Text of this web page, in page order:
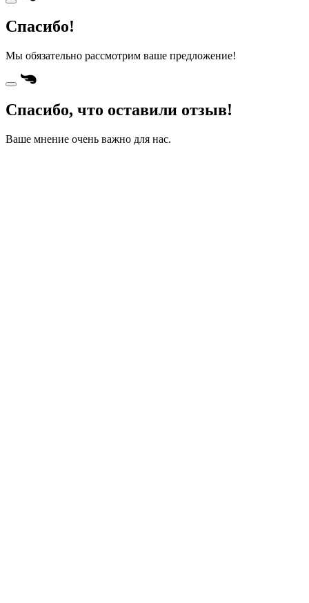
Спасибо!
Мы обязательно рассмотрим ваше предложение!
Спасибо, что оставили отзыв!
Ваше мнение очень важно для нас.